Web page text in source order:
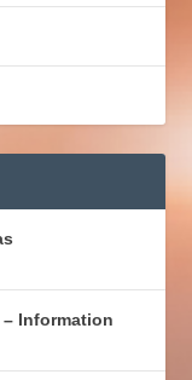
Information